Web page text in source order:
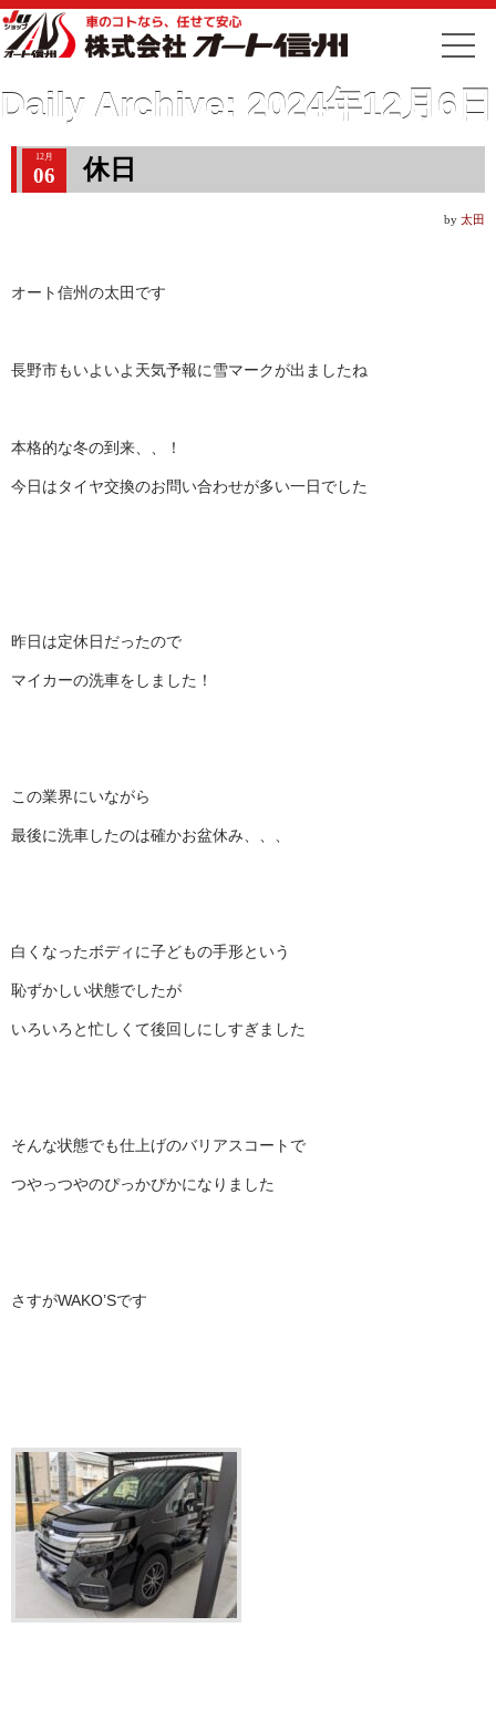
Daily Archive: 2024年12月6日
12月
06 休日
by 太田
オート信州の太田です
長野市もいよいよ天気予報に雪マークが出ましたね
本格的な冬の到来、、！
今日はタイヤ交換のお問い合わせが多い一日でした
昨日は定休日だったので
マイカーの洗車をしました！
この業界にいながら
最後に洗車したのは確かお盆休み、、、
白くなったボディに子どもの手形という
恥ずかしい状態でしたが
いろいろと忙しくて後回しにしすぎました
そんな状態でも仕上げのバリアスコートで
つやっつやのぴっかぴかになりました
さすがWAKO’Sです